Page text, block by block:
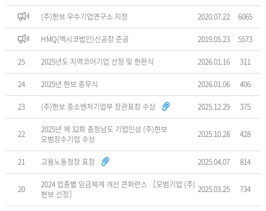
(주)현보 우수기업연구소 지정 2020.07.22 6065
HMQ(멕시코법인)신공장 준공 2019.05.23 5573
25 2025년도 지역코어기업 선정 및 현판식 2026.01.16 311
24 2025년 현보 종무식 2026.01.06 406
23 (주)현보 중소벤처기업부 장관표창 수상 2025.12.29 375
22
2025년 제 32회 충청남도 기업인상 (주)현보
모범장수기업 수상
2025.10.28 428
21 고용노동청장 표창 2025.04.07 814
20
2024 업종별 임금체계 개선 콘퍼런스 ［모범기업 (주)
현보 선정］
2025.03.25 734